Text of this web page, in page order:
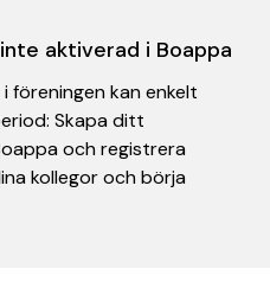
aktiverad i Boappa
föreningen kan enkelt
Skapa ditt
och registrera
kollegor och börja